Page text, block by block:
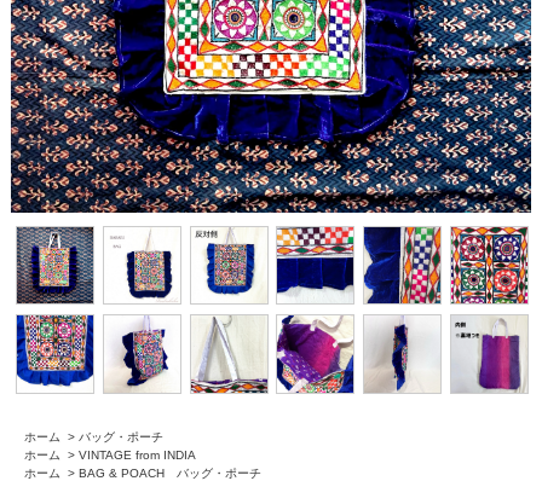
ホーム > バッグ・ポーチ
ホーム
> VINTAGE from INDIA
ホーム
> BAG & POACH バッグ・ポーチ